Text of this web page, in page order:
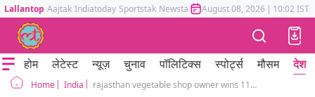
Lallantop Aajtak Indiatoday Sportstak Newstak Mumbai Tak Astrotak
August 08, 2026 | 10:02 IST
होम लेटेस्ट न्यूज़ चुनाव पॉलिटिक्स स्पोर्ट्स मौसम देश
Home India rajasthan vegetable shop owner wins 11 crore in lottery